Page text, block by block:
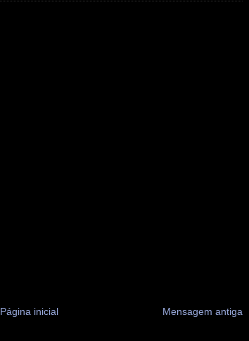
Mensagem antiga
Página inicial